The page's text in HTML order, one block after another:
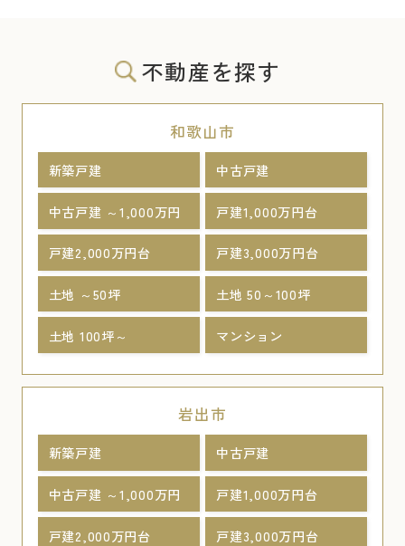
不動産を探す
和歌山市
新築戸建 中古戸建
中古戸建 ～1,000万円 戸建1,000万円台
戸建2,000万円台 戸建3,000万円台
土地 ～50坪 土地 50～100坪
土地 100坪～ マンション
岩出市
新築戸建 中古戸建
中古戸建 ～1,000万円 戸建1,000万円台
戸建2,000万円台 戸建3,000万円台